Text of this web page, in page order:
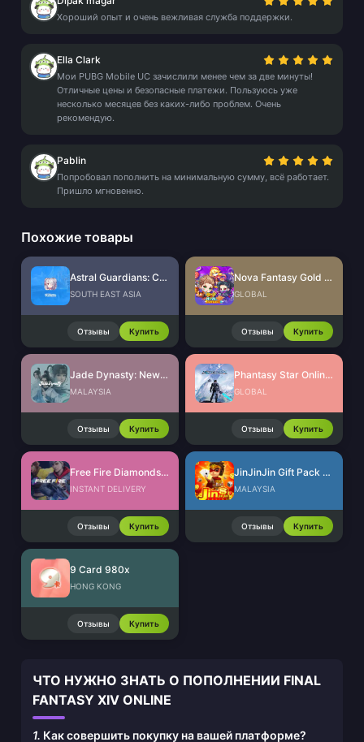
Хороший опыт и очень вежливая служба поддержки.
Ella Clark
Мои PUBG Mobile UC зачислили менее чем за две минуты!
Отличные цены и безопасные платежи. Пользуюсь уже
несколько месяцев без каких-либо проблем. Очень
рекомендую.
Pablin
Попробовал пополнить на минимальную сумму, всё работает.
Пришло мгновенно.
Похожие товары
Astral Guardians: Cyber Fantasy
SOUTH EAST ASIA
Отзывы Купить
Nova Fantasy Gold Ingots
GLOBAL
Отзывы Купить
Jade Dynasty: New Fantasy Ingots
MALAYSIA
Отзывы Купить
Phantasy Star Online 2 New Genesis AC Exchange Ticket
GLOBAL
Отзывы Купить
Free Fire Diamonds EU + TR
INSTANT DELIVERY
Отзывы Купить
JinJinJin Gift Pack Redeem Code
MALAYSIA
Отзывы Купить
9 Card 980x
HONG KONG
Отзывы Купить
ЧТО НУЖНО ЗНАТЬ О ПОПОЛНЕНИИ FINAL
FANTASY XIV ONLINE
1. Как совершить покупку на вашей платформе?